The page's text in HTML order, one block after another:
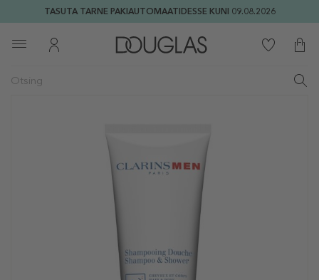
TASUTA TARNE PAKIAUTOMAATIDESSE KUNI 09.08.2026